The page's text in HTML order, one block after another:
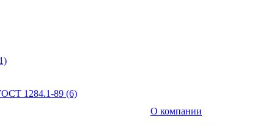
1284.1-89 (6)
О компании